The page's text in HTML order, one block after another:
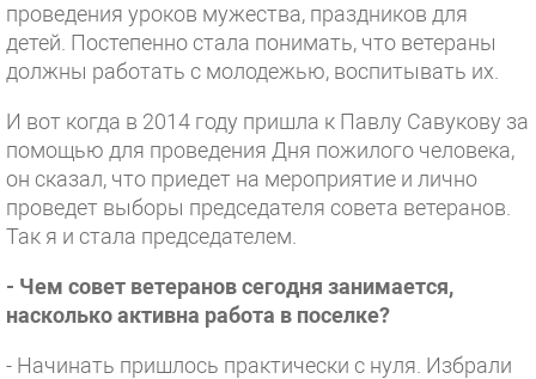
проведения уроков мужества, праздников для
детей. Постепенно стала понимать, что ветераны
должны работать с молодежью, воспитывать их.
И вот когда в 2014 году пришла к Павлу Савукову за
помощью для проведения Дня пожилого человека,
он сказал, что приедет на мероприятие и лично
проведет выборы председателя совета ветеранов.
Так я и стала председателем.
- Чем совет ветеранов сегодня занимается,
насколько активна работа в поселке?
- Начинать пришлось практически с нуля. Избрали